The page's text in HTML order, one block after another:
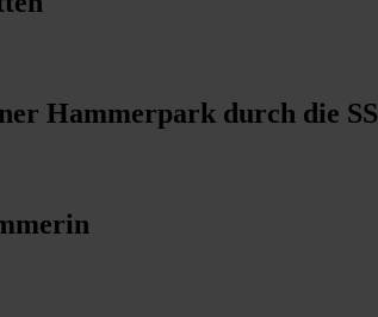
Hammerpark durch die SS